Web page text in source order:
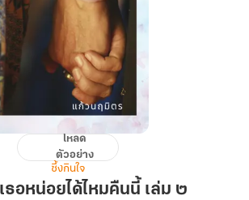
โหลด
ตัวอย่าง
ซึ้งกินใจ
ธอหน่อยได้ไหมคืนนี้ เล่ม ๒